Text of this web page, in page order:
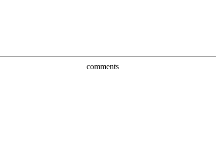
comments